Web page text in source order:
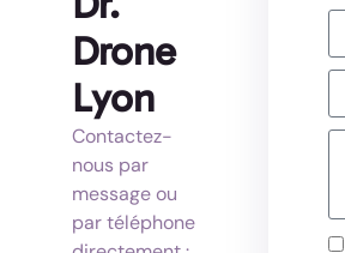
Drone
Lyon
Contactez-
nous par
message ou
par téléphone